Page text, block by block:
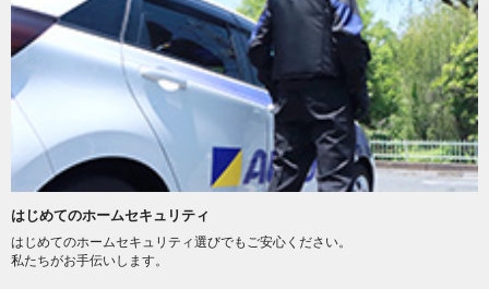
はじめてのホームセキュリティ
はじめてのホームセキュリティ選びでもご安心ください。
私たちがお手伝いします。